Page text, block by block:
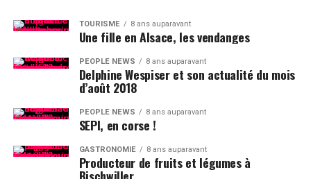
TOURISME 8 ans auparavant
Une fille en Alsace, les vendanges
PEOPLE NEWS 8 ans auparavant
Delphine Wespiser et son actualité du mois
d’août 2018
PEOPLE NEWS 8 ans auparavant
SEPI, en corse !
GASTRONOMIE 8 ans auparavant
Producteur de fruits et légumes à